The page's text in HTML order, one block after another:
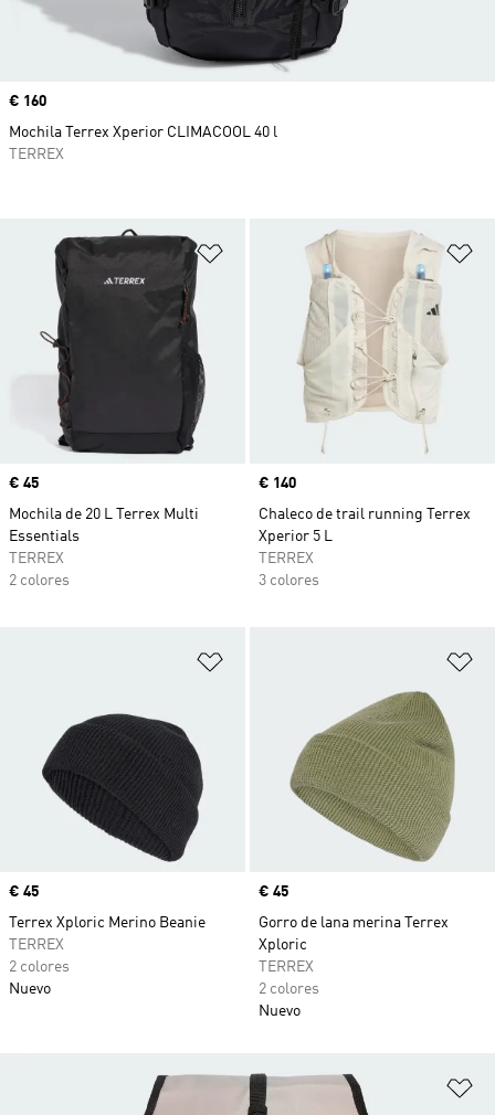
Añadir a la lista de deseos
Precio
€ 45
Mochila de 20 L Terrex Multi
Essentials
TERREX
2 colores
Precio
€ 140
Chaleco de trail running Terrex
Xperior 5 L
TERREX
3 colores
Precio
€ 45
Terrex Xploric Merino Beanie
TERREX
2 colores
Nuevo
Precio
€ 45
Gorro de lana merina Terrex
Xploric
TERREX
2 colores
Nuevo
Precio
€ 160
Mochila Terrex Xperior CLIMACOOL 40 l
TERREX